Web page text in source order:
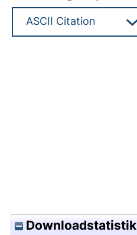
Downloadstatistik